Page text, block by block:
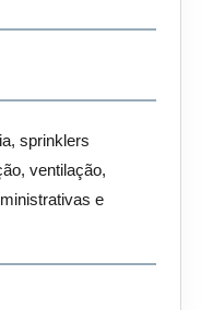
sprinklers
ventilação,
e